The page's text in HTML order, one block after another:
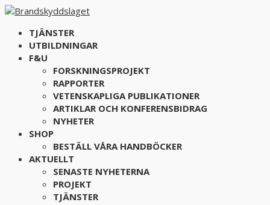
TJÄNSTER
UTBILDNINGAR
F&U
FORSKNINGSPROJEKT
RAPPORTER
VETENSKAPLIGA PUBLIKATIONER
ARTIKLAR OCH KONFERENSBIDRAG
NYHETER
SHOP
BESTÄLL VÅRA HANDBÖCKER
AKTUELLT
SENASTE NYHETERNA
PROJEKT
TJÄNSTER